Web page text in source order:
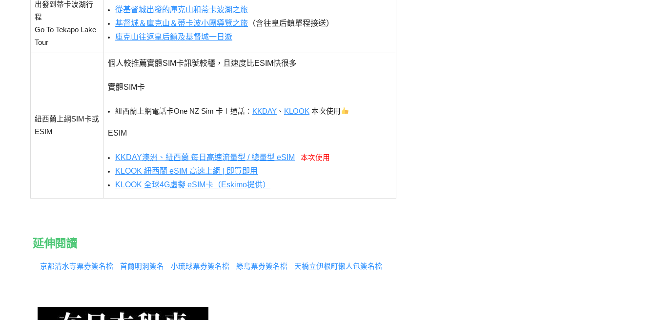
出發到蒂卡波湖行
程
Go To Tekapo Lake
Tour
從基督城出發的庫克山和蒂卡波湖之旅
基督城＆庫克山＆蒂卡波小團導覽之旅 （含往皇后鎮單程接送）
庫克山往返皇后鎮及基督城一日遊
紐西蘭上網SIM卡或
ESIM
個人較推薦實體SIM卡訊號較穩，且速度比ESIM快很多
實體SIM卡
紐西蘭上網電話卡One NZ Sim 卡＋通話： KKDAY 、 KLOOK 本次使用
ESIM
KKDAY澳洲、紐西蘭 每日高速流量型 / 總量型 eSIM 本次使用
KLOOK 紐西蘭 eSIM 高速上網 | 即買即用
KLOOK 全球4G虛擬 eSIM卡（Eskimo提供）
延伸閱讀
京都清水寺票券簽名檔 首爾明洞簽名 小琉球票券簽名檔 綠島票券簽名檔 天橋立伊根町懶人包簽名檔